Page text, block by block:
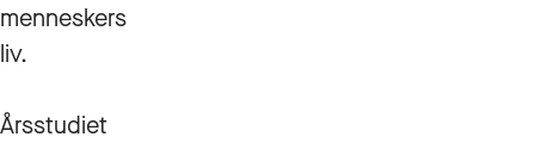
menneskers
liv.
Årsstudiet